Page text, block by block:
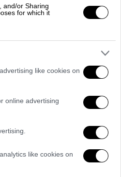
and/or Sharing
for which it
like cookies on
online advertising
like cookies on
στη
των
τις